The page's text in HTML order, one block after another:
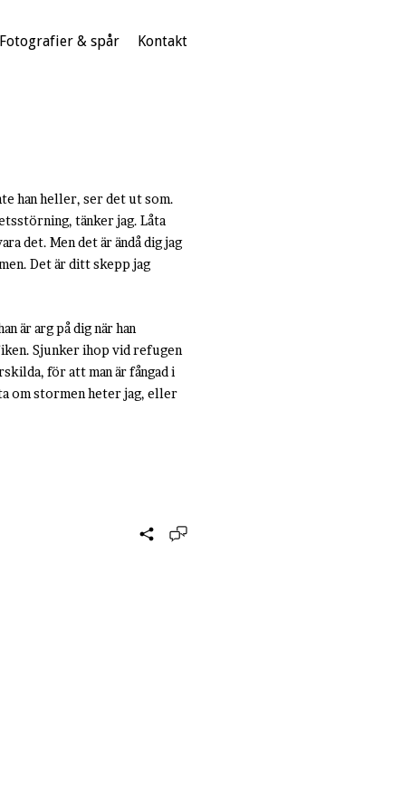
Fotografier & spår Kontakt
han heller, ser det ut som.
tänker jag. Låta
det. Men det är ändå dig jag
Det är ditt skepp jag
är arg på dig när han
Sjunker ihop vid refugen
för att man är fångad i
om stormen heter jag, eller